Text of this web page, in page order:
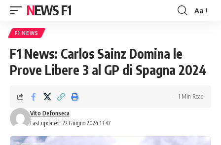
NEWS F1
Font
Aa
F1 NEWS
F1 News: Carlos Sainz Domina le
Prove Libere 3 al GP di Spagna 2024
Last updated: 22 Giugno 2024 13:47
Vito Defonseca
1 Min Read